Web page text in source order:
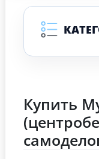
Купить